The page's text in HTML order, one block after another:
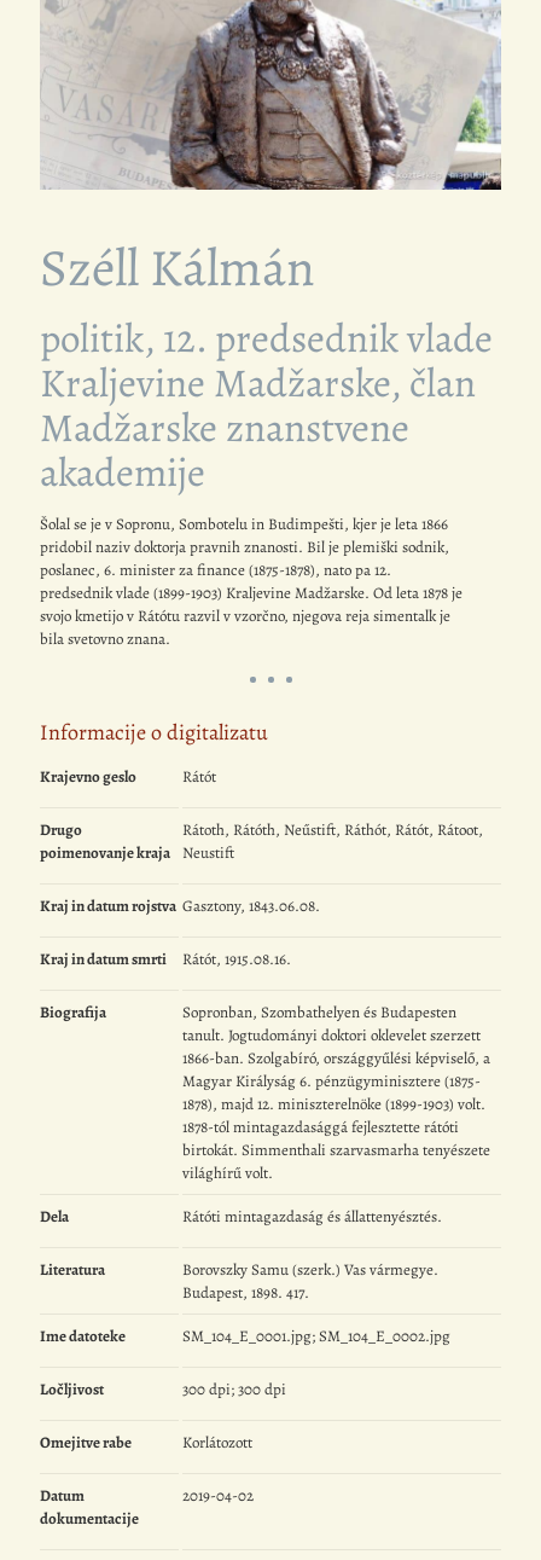
Széll Kálmán
politik, 12. predsednik vlade
Kraljevine Madžarske, član
Madžarske znanstvene
akademije
Šolal se je v Sopronu, Sombotelu in Budimpešti, kjer je leta 1866
pridobil naziv doktorja pravnih znanosti. Bil je plemiški sodnik,
poslanec, 6. minister za finance (1875-1878), nato pa 12.
predsednik vlade (1899-1903) Kraljevine Madžarske. Od leta 1878 je
svojo kmetijo v Rátótu razvil v vzorčno, njegova reja simentalk je
bila svetovno znana.
Informacije o digitalizatu
Krajevno geslo Rátót
Drugo
poimenovanje kraja
Rátoth, Rátóth, Neűstift, Ráthót, Rátót, Rátoot,
Neustift
Kraj in datum rojstva Gasztony, 1843.06.08.
Kraj in datum smrti Rátót, 1915.08.16.
Biografija
Sopronban, Szombathelyen és Budapesten
tanult. Jogtudományi doktori oklevelet szerzett
1866-ban. Szolgabíró, országgyűlési képviselő, a
Magyar Királyság 6. pénzügyminisztere (1875-
1878), majd 12. miniszterelnöke (1899-1903) volt.
1878-tól mintagazdasággá fejlesztette rátóti
birtokát. Simmenthali szarvasmarha tenyészete
világhírű volt.
Dela Rátóti mintagazdaság és állattenyésztés.
Literatura
Borovszky Samu (szerk.) Vas vármegye.
Budapest, 1898. 417.
Ime datoteke SM_104_E_0001.jpg; SM_104_E_0002.jpg
Ločljivost 300 dpi; 300 dpi
Omejitve rabe Korlátozott
Datum
dokumentacije
2019-04-02